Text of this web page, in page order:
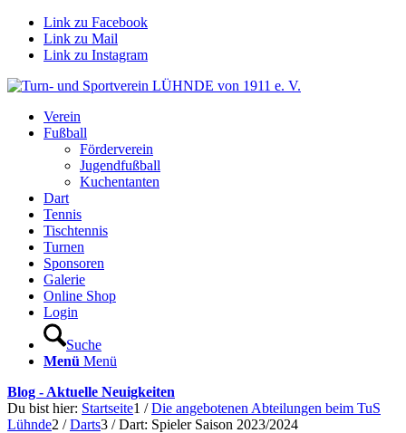
Link zu Facebook
Link zu Mail
Link zu Instagram
Verein
Fußball
Förderverein
Jugendfußball
Kuchentanten
Dart
Tennis
Tischtennis
Turnen
Sponsoren
Galerie
Online Shop
Login
Suche
Menü Menü
Blog - Aktuelle Neuigkeiten
Du bist hier: Startseite1 / Die angebotenen Abteilungen beim TuS
Lühnde2 / Darts3 / Dart: Spieler Saison 2023/2024